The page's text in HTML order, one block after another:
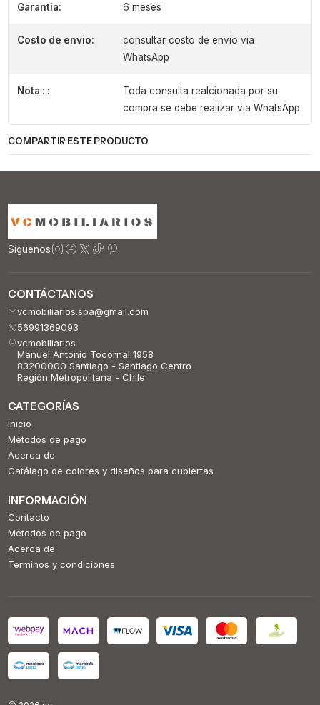
Garantia: 6 meses
Costo de envio:
consultar costo de envio via
WhatsApp
Nota : :
Toda consulta realcionada por su
compra se debe realizar via WhatsApp
COMPARTIR ESTE PRODUCTO
Síguenos
CONTÁCTANOS
vcmobiliarios.spa@gmail.com
56991369093
vcmobiliarios
Manuel Antonio Tocornal 1958
83200000 Santiago - Santiago Centro
Región Metropolitana - Chile
CATEGORÍAS
Inicio
Métodos de pago
Acerca de
Catálago de colores y diseños para cubiertas
INFORMACIÓN
Contacto
Métodos de pago
Acerca de
Terminos y condiciones